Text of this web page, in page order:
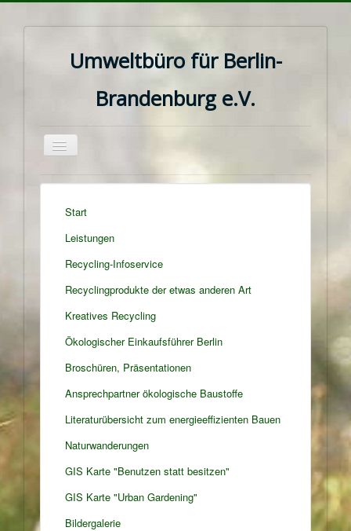
Umweltbüro für Berlin-
Brandenburg e.V.
Navigation
Start
Leistungen
Recycling-Infoservice
Recyclingprodukte der etwas anderen Art
Kreatives Recycling
Ökologischer Einkaufsführer Berlin
Broschüren, Präsentationen
Ansprechpartner ökologische Baustoffe
Literaturübersicht zum energieeffizienten Bauen
Naturwanderungen
GIS Karte "Benutzen statt besitzen"
GIS Karte "Urban Gardening"
Bildergalerie